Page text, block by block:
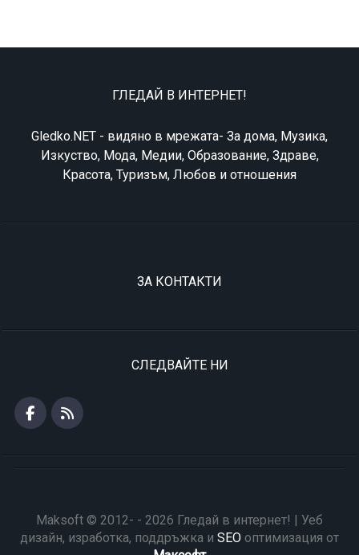
ГЛЕДАЙ В ИНТЕРНЕТ!
Gledko.NET - видяно в мрежата- За дома, Музика,
Изкуство, Мода, Медии, Образование, Здраве,
Красота, Туризъм, Любов и отношения
ЗА КОНТАКТИ
СЛЕДВАЙТЕ НИ
Maksoft © 2012- - 2026 Гледай в интернет! | Уеб
дизайн, изработка, поддръжка и SEO оптимизация от